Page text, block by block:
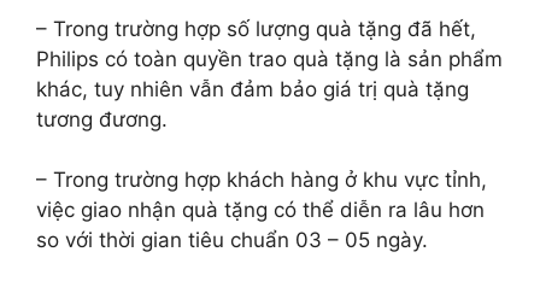
– Trong trường hợp số lượng quà tặng đã hết,
Philips có toàn quyền trao quà tặng là sản phẩm
khác, tuy nhiên vẫn đảm bảo giá trị quà tặng
tương đương.
– Trong trường hợp khách hàng ở khu vực tỉnh,
việc giao nhận quà tặng có thể diễn ra lâu hơn
so với thời gian tiêu chuẩn 03 – 05 ngày.